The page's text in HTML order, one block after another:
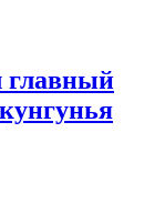
главный